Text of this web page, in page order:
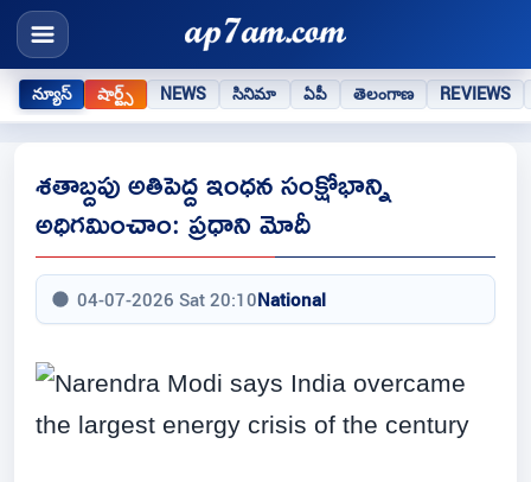
న్యూస్ షార్ట్స్ NEWS సినిమా ఏపీ తెలంగాణ REVIEWS
శతాబ్దపు అతిపెద్ద ఇంధన సంక్షోభాన్ని
అధిగమించాం: ప్రధాని మోదీ
04-07-2026 Sat 20:10National